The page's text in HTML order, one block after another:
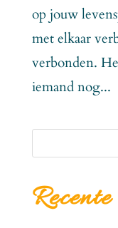
op jouw
met elkaar
verbonden.
iemand nog...